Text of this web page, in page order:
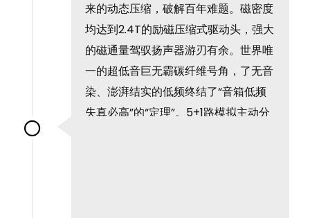
来的动态压缩，破解百年难题。磁密度
均达到2.4T的励磁压缩式驱动头，强大
的磁通量驾驭扬声器游刃有余。世界唯
一的超低音巨无霸碳纤维号角，了无音
染、澎湃结实的低频终结了“音箱低频
失真必高”的“定理”。5+1路模拟主动分